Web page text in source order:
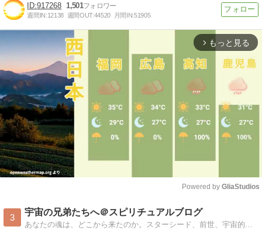
917268 1,501
週間IN:12138 週間OUT:44520 月間IN:51905
arrow_forward_ios もっと見る
Powered by GliaStudios
3
宇宙の兄弟たちへ＠スピリチュアルブログ
あなたの魂は、どこから来たのか。スターシード、前世、宇宙的な記憶。スピリチュアル作家が書き続けてきた、本当の自分に還るための言葉。明日の見え方が少し変わる、そんなブログ。